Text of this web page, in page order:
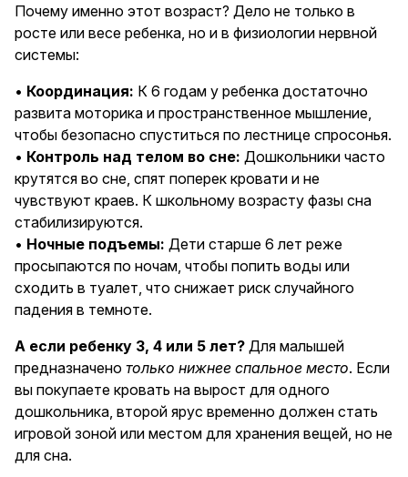
Почему именно этот возраст? Дело не только в
росте или весе ребенка, но и в физиологии нервной
системы:
• Координация: К 6 годам у ребенка достаточно
развита моторика и пространственное мышление,
чтобы безопасно спуститься по лестнице спросонья.
• Контроль над телом во сне: Дошкольники часто
крутятся во сне, спят поперек кровати и не
чувствуют краев. К школьному возрасту фазы сна
стабилизируются.
• Ночные подъемы: Дети старше 6 лет реже
просыпаются по ночам, чтобы попить воды или
сходить в туалет, что снижает риск случайного
падения в темноте.
А если ребенку 3, 4 или 5 лет? Для малышей
предназначено только нижнее спальное место. Если
вы покупаете кровать на вырост для одного
дошкольника, второй ярус временно должен стать
игровой зоной или местом для хранения вещей, но не
для сна.